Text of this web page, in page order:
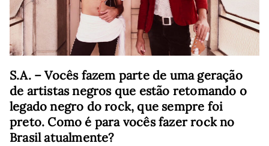
S.A. – Vocês fazem parte de uma geração
de artistas negros que estão retomando o
legado negro do rock, que sempre foi
preto. Como é para vocês fazer rock no
Brasil atualmente?